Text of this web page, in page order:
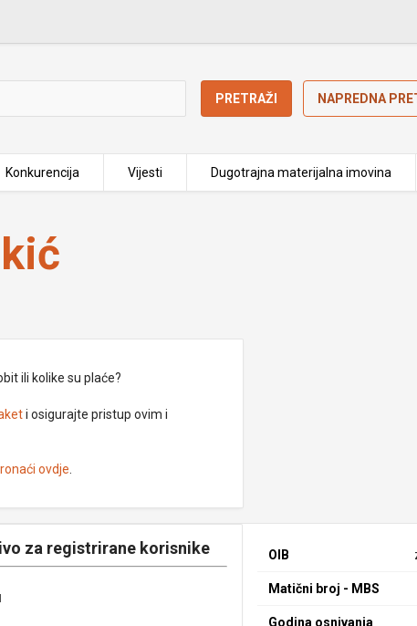
PRETRAŽI NAPREDNA
Konkurencija Vijesti Dugotrajna materijalna imovina
ili kolike su plaće?
i osigurajte pristup ovim i
ovdje
za registrirane korisnike OIB
Matični broj - MBS
Godina osnivanja